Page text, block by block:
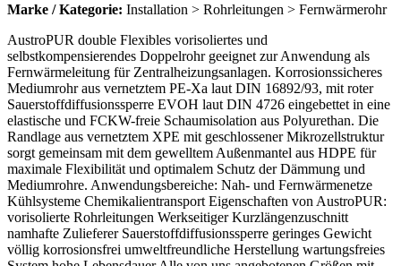
Marke / Kategorie: Installation > Rohrleitungen > Fernwärmerohr
AustroPUR double Flexibles vorisoliertes und
selbstkompensierendes Doppelrohr geeignet zur Anwendung als
Fernwärmeleitung für Zentralheizungsanlagen. Korrosionssicheres
Mediumrohr aus vernetztem PE-Xa laut DIN 16892/93, mit roter
Sauerstoffdiffusionssperre EVOH laut DIN 4726 eingebettet in eine
elastische und FCKW-freie Schaumisolation aus Polyurethan. Die
Randlage aus vernetztem XPE mit geschlossener Mikrozellstruktur
sorgt gemeinsam mit dem gewelltem Außenmantel aus HDPE für
maximale Flexibilität und optimalem Schutz der Dämmung und
Mediumrohre. Anwendungsbereiche: Nah- und Fernwärmenetze
Kühlsysteme Chemikalientransport Eigenschaften von AustroPUR:
vorisolierte Rohrleitungen Werkseitiger Kurzlängenzuschnitt
namhafte Zulieferer Sauerstoffdiffusionssperre geringes Gewicht
völlig korrosionsfrei umweltfreundliche Herstellung wartungsfreies